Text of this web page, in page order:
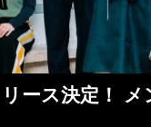
ース決定！